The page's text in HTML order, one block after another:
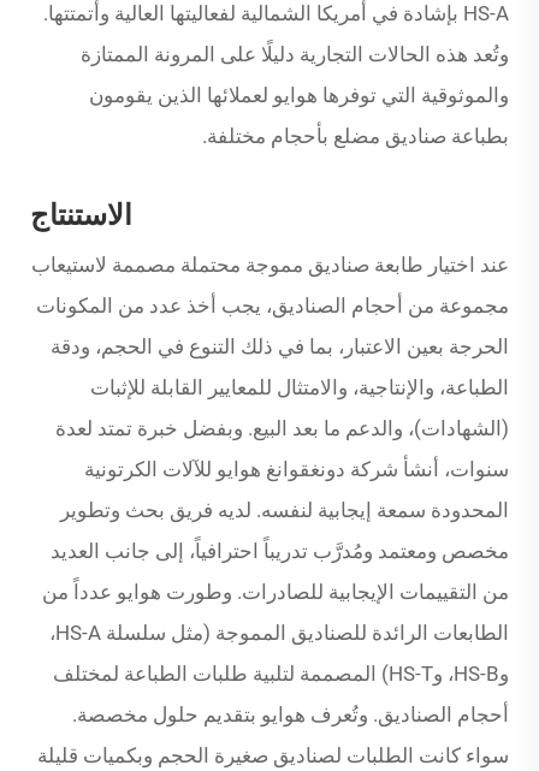
HS-A بإشادة في أمريكا الشمالية لفعاليتها العالية وأتمتتها.
وتُعد هذه الحالات التجارية دليلًا على المرونة الممتازة
والموثوقية التي توفرها هوايو لعملائها الذين يقومون
بطباعة صناديق مضلع بأحجام مختلفة.
الاستنتاج
عند اختيار طابعة صناديق مموجة محتملة مصممة لاستيعاب
مجموعة من أحجام الصناديق، يجب أخذ عدد من المكونات
الحرجة بعين الاعتبار، بما في ذلك التنوع في الحجم، ودقة
الطباعة، والإنتاجية، والامتثال للمعايير القابلة للإثبات
(الشهادات)، والدعم ما بعد البيع. وبفضل خبرة تمتد لعدة
سنوات، أنشأ شركة دونغقوانغ هوايو للآلات الكرتونية
المحدودة سمعة إيجابية لنفسه. لديه فريق بحث وتطوير
مخصص ومعتمد ومُدرَّب تدريباً احترافياً، إلى جانب العديد
من التقييمات الإيجابية للصادرات. وطورت هوايو عدداً من
الطابعات الرائدة للصناديق المموجة (مثل سلسلة HS-A،
وHS-B، وHS-T) المصممة لتلبية طلبات الطباعة لمختلف
أحجام الصناديق. وتُعرف هوايو بتقديم حلول مخصصة.
سواء كانت الطلبات لصناديق صغيرة الحجم وبكميات قليلة